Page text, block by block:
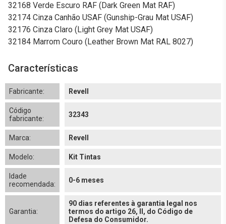
32168 Verde Escuro RAF (Dark Green Mat RAF)
32174 Cinza Canhão USAF (Gunship-Grau Mat USAF)
32176 Cinza Claro (Light Grey Mat USAF)
32184 Marrom Couro (Leather Brown Mat RAL 8027)
Características
Fabricante: Revell
Código
fabricante:
32343
Marca: Revell
Modelo: Kit Tintas
Idade
recomendada:
0-6 meses
Garantia:
90 dias referentes à garantia legal nos
termos do artigo 26, II, do Código de
Defesa do Consumidor.